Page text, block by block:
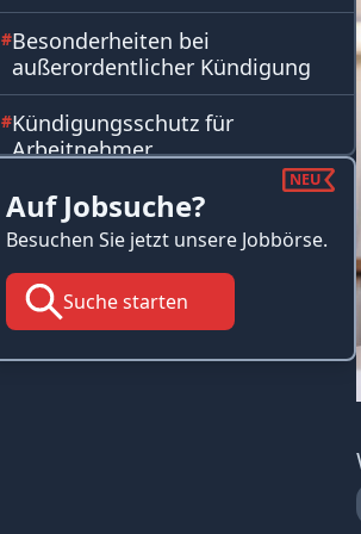
#Besonderheiten bei
außerordentlicher Kündigung
#Kündigungsschutz für
Arbeitnehmer
#Fristlose Kündigung und ihre
Folgen
#
Vermeidung häufiger Fehler bei
der Kündigung
#Rechtliche Konsequenzen und
NEU
Auf Jobsuche?
Besuchen Sie jetzt unsere Jobbörse.
Suche starten